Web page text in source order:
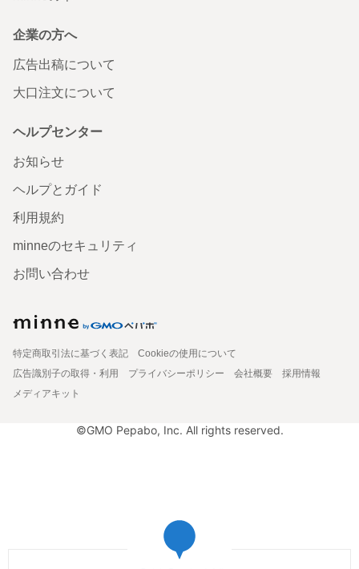
企業の方へ
広告出稿について
大口注文について
ヘルプセンター
お知らせ
ヘルプとガイド
利用規約
minneのセキュリティ
お問い合わせ
特定商取引法に基づく表記
Cookieの使用について
広告識別子の取得・利用
プライバシーポリシー 会社概要
採用情報
メディアキット
©GMO Pepabo, Inc. All rights reserved.